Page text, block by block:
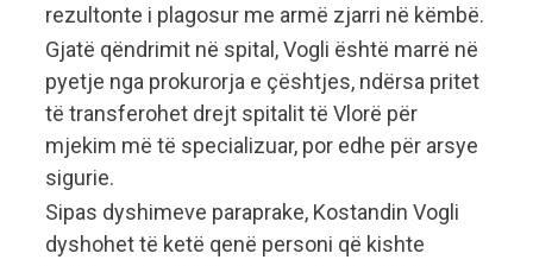
rezultonte i plagosur me armë zjarri në këmbë.
Gjatë qëndrimit në spital, Vogli është marrë në
pyetje nga prokurorja e çështjes, ndërsa pritet
të transferohet drejt spitalit të Vlorë për
mjekim më të specializuar, por edhe për arsye
sigurie.
Sipas dyshimeve paraprake, Kostandin Vogli
dyshohet të ketë qenë personi që kishte